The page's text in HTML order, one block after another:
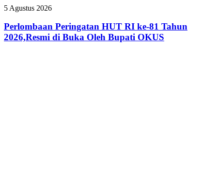
dengan
Pemprov
Sumsel
Kolaborasi
Kanwil
Kemenkum
Perlombaan
HUT
RI
ke-
5 Agustus 2026
Perlombaan Peringatan HUT RI ke-81 Tahun
2026,Resmi di Buka Oleh Bupati OKUS